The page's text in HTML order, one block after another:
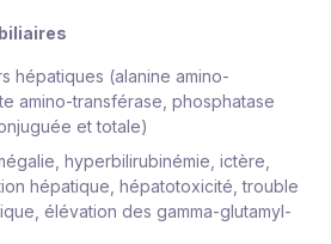
hépatiques (alanine amino-
amino-transférase, phosphatase
et totale)
hyperbilirubinémie, ictère,
hépatique, hépatotoxicité, trouble
élévation des gamma-glutamyl-